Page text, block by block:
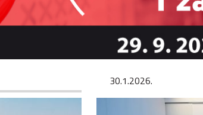
30.1.2026.